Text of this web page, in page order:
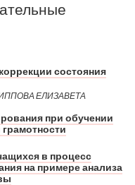
состояния
ЕЛИЗАВЕТА
при обучении
в процесс
на примере анализа